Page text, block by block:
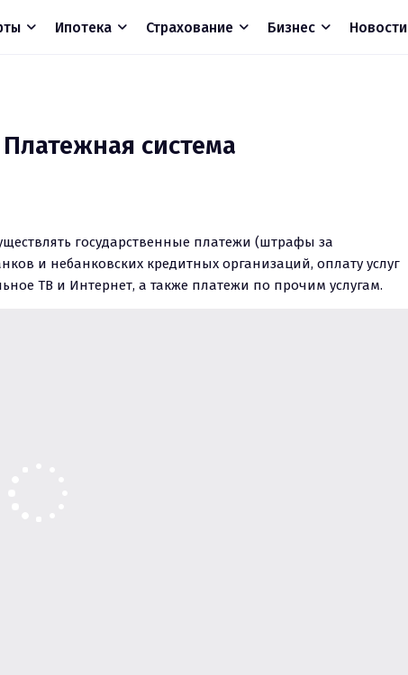
Ипотека Страхование Бизнес Новости
система
государственные платежи (штрафы за
и небанковских кредитных организаций, оплату услуг
ТВ и Интернет, а также платежи по прочим услугам.